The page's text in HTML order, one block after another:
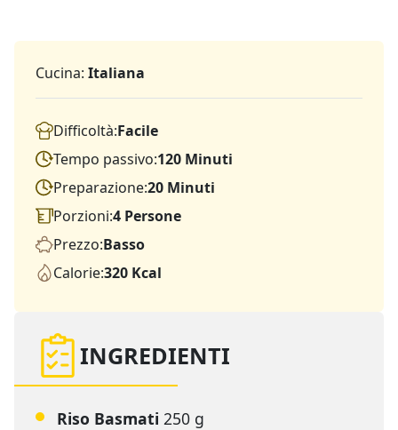
Cucina: Italiana
Difficoltà:Facile
Tempo passivo:120 Minuti
Preparazione:20 Minuti
Porzioni:4 Persone
Prezzo:Basso
Calorie:320 Kcal
INGREDIENTI
Riso Basmati 250 g